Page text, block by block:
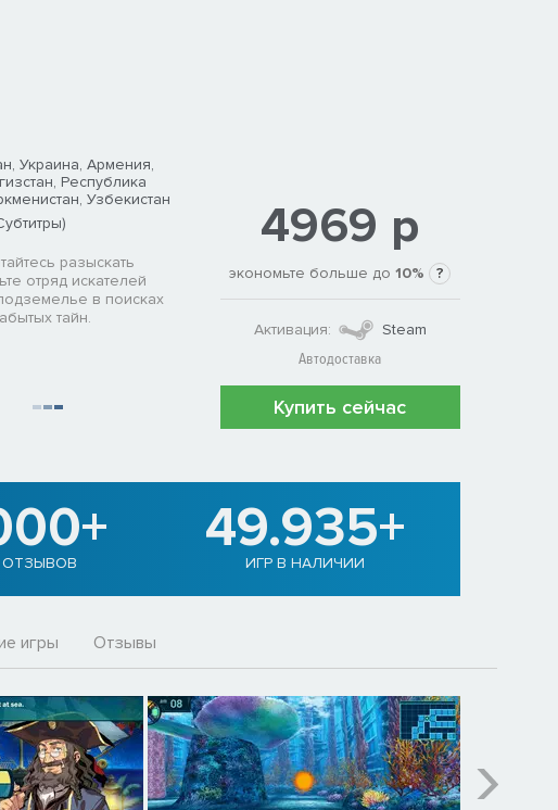
Украина, Армения,
Республика
Узбекистан
разыскать
отряд искателей
в поисках
тайн.
4969 р
экономьте больше до10% ?
Активация:
Steam
Автодоставка
Купить сейчас
49.935+
ИГР В НАЛИЧИИ
игры Отзывы